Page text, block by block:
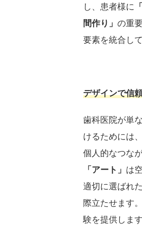
し、患者様に
間作り」 の重
要素を統合し
デザインで信
歯科医院が単
けるためには
個人的なつな
「アート」 は
適切に選ばれ
際立たせます。
験を提供しま